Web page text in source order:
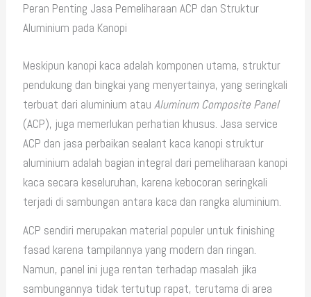
Peran Penting Jasa Pemeliharaan ACP dan Struktur
Aluminium pada Kanopi
Meskipun kanopi kaca adalah komponen utama, struktur
pendukung dan bingkai yang menyertainya, yang seringkali
terbuat dari aluminium atauAluminum Composite Panel
(ACP), juga memerlukan perhatian khusus. Jasa service
ACP dan jasa perbaikan sealant kaca kanopi struktur
aluminium adalah bagian integral dari pemeliharaan kanopi
kaca secara keseluruhan, karena kebocoran seringkali
terjadi di sambungan antara kaca dan rangka aluminium.
ACP sendiri merupakan material populer untuk finishing
fasad karena tampilannya yang modern dan ringan.
Namun, panel ini juga rentan terhadap masalah jika
sambungannya tidak tertutup rapat, terutama di area